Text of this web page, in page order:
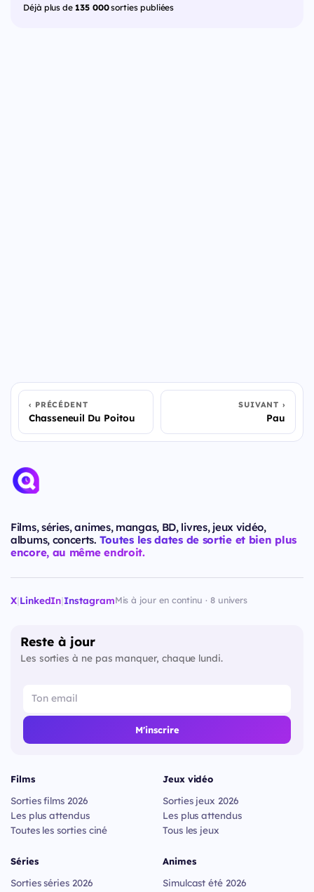
Déjà plus de 135 000sorties publiées
PRÉCÉDENT
Chasseneuil Du Poitou
SUIVANT
Pau
Films, séries, animes, mangas, BD, livres, jeux vidéo,
albums, concerts. Toutes les dates de sortie et bien plus
encore, au même endroit.
X|LinkedIn|InstagramMis à jour en continu · 8 univers
Reste à jour
Les sorties à ne pas manquer, chaque lundi.
M'inscrire
Films
Sorties films 2026
Les plus attendus
Toutes les sorties ciné
Séries
Sorties séries 2026
Jeux vidéo
Sorties jeux 2026
Les plus attendus
Tous les jeux
Animes
Simulcast été 2026